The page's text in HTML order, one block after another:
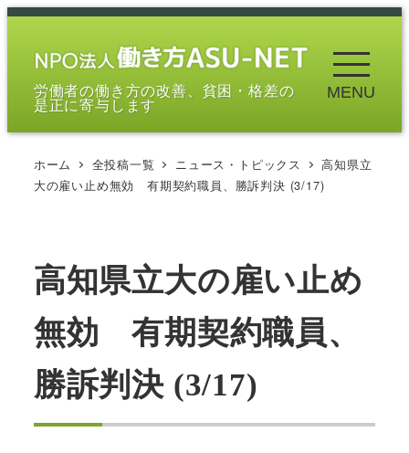
メ
労働者の働き方の改善、貧困・格差の
是正に寄与します
MENU
ホーム 全投稿一覧 ニュース・トピックス
高知県立
大の雇い止め無効 有期契約職員、勝訴判決 (3/17)
高知県立大の雇い止め
無効 有期契約職員、
勝訴判決 (3/17)